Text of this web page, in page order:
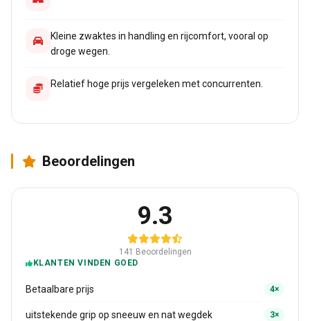
Kleine zwaktes in handling en rijcomfort, vooral op
droge wegen.
Relatief hoge prijs vergeleken met concurrenten.
Beoordelingen
9.3
141 Beoordelingen
KLANTEN VINDEN GOED
Betaalbare prijs 4×
uitstekende grip op sneeuw en nat wegdek 3×